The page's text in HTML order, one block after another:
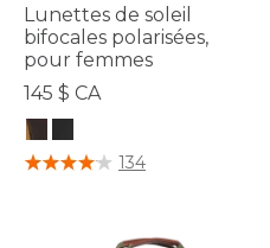
Lunettes de soleil
bifocales polarisées,
pour femmes
145 $ CA
4,3 sur 5 Évaluation des clients
134